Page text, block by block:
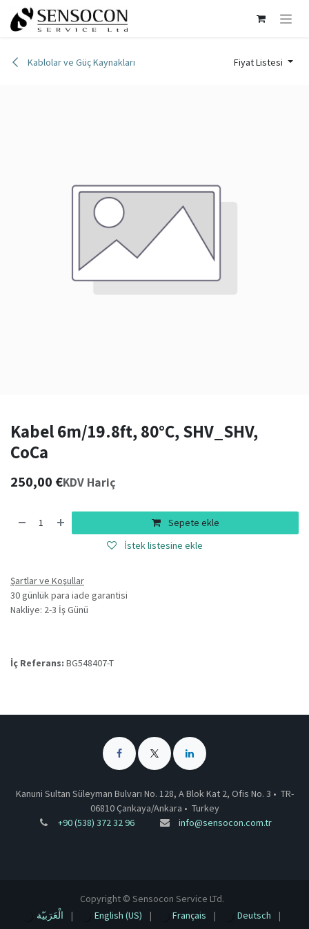
İçereği Atla
Kablolar ve Güç Kaynakları Fiyat Listesi
Kabel 6m/19.8ft, 80°C, SHV_SHV,
CoCa
250,00 €KDV Hariç
Sepete ekle
İstek listesine ekle
Şartlar ve Koşullar
30 günlük para iade garantisi
Nakliye: 2-3 İş Günü
İç Referans: BG548407-T
Kanuni Sultan Süleyman Bulvarı No. 128, A Blok Kat 2, Ofis No. 3 • TR-
06810 Çankaya/Ankara • Turkey
+90 (538) 372 32 96
info@sensocon.com.tr
Copyright © Sensocon Service LTd.
الْعَرَبيّة
| English (US) | Français | Deutsch
|